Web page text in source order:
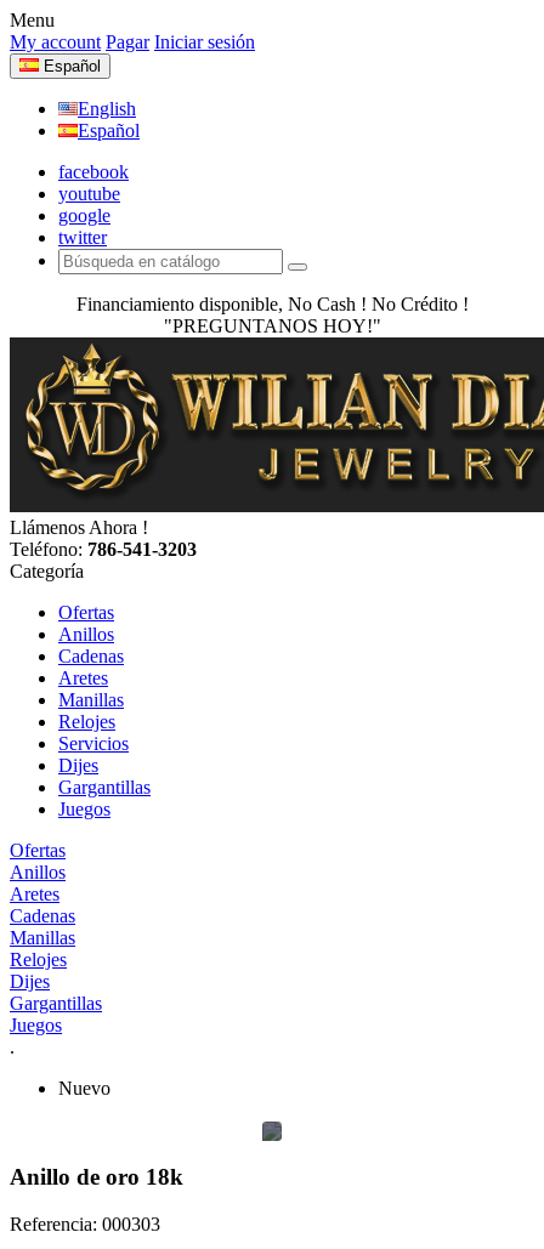
Menu
My account Pagar Iniciar sesión
Español
English
Español
facebook
youtube
google
twitter
Financiamiento disponible, No Cash ! No Crédito !
"PREGUNTANOS HOY!"
Llámenos Ahora !
Teléfono: 786-541-3203
Categoría
Ofertas
Anillos
Cadenas
Aretes
Manillas
Relojes
Servicios
Dijes
Gargantillas
Juegos
Ofertas
Anillos
Aretes
Cadenas
Manillas
Relojes
Dijes
Gargantillas
Juegos
.
Nuevo
Anillo de oro 18k
Referencia: 000303